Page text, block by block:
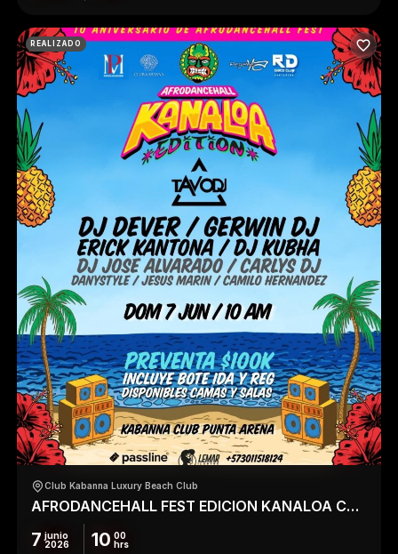
REALIZADO
Club Kabanna Luxury Beach Club
AFRODANCEHALL FEST EDICION KANALOA CTG
7 junio
2026
10 00
hrs